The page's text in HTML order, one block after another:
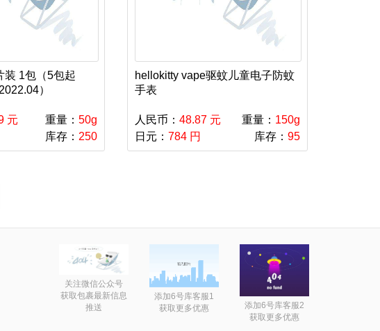
装 1包（5包起
）
元 重量： 50g
库存： 250
hellokitty vape驱蚊儿童电子防蚊
手表
人民币： 48.87 元 重量： 150g
日元： 784 円 库存： 95
关注微信公众号
获取包裹最新信息
推送
添加6号库客服1
获取更多优惠
添加6号库客服2
获取更多优惠